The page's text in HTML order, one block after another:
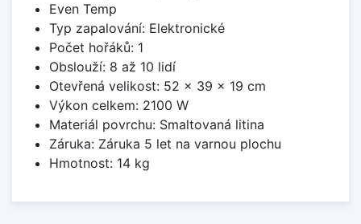
Even Temp
Typ zapalování: Elektronické
Počet hořáků: 1
Obslouží: 8 až 10 lidí
Otevřená velikost: 52 x 39 x 19 cm
Výkon celkem: 2100 W
Materiál povrchu: Smaltovaná litina
Záruka: Záruka 5 let na varnou plochu
Hmotnost: 14 kg